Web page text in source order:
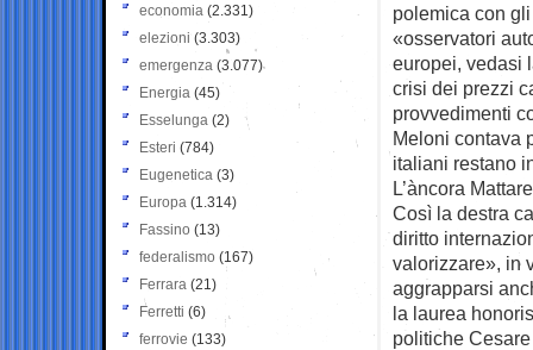
polemica con
«osservatori
europei, vedasi
crisi dei prezzi
provvedimenti
Meloni contava
italiani restano
L’àncora
Così la destra
diritto
valorizzare», in
aggrapparsi
la laurea
politiche
economia (2.331)
elezioni (3.303)
emergenza (3.077)
Energia (45)
Esselunga (2)
Esteri (784)
Eugenetica (3)
Europa (1.314)
Fassino (13)
federalismo (167)
Ferrara (21)
Ferretti (6)
ferrovie (133)